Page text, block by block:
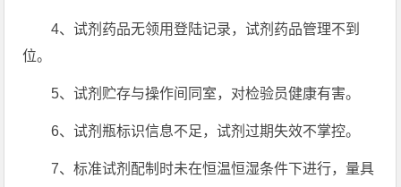
4、试剂药品无领用登陆记录，试剂药品管理不到
位。
5、试剂贮存与操作间同室，对检验员健康有害。
6、试剂瓶标识信息不足，试剂过期失效不掌控。
7、标准试剂配制时未在恒温恒湿条件下进行，量具